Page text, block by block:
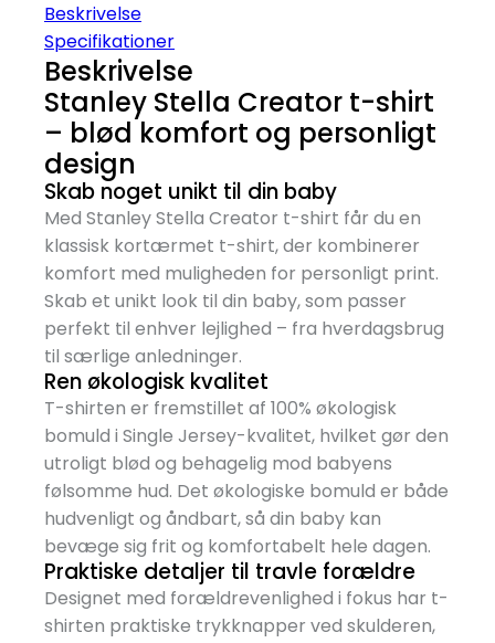
Beskrivelse
Specifikationer
Beskrivelse
Stanley Stella Creator t-shirt
– blød komfort og personligt
design
Skab noget unikt til din baby
Med Stanley Stella Creator t-shirt får du en
klassisk kortærmet t-shirt, der kombinerer
komfort med muligheden for personligt print.
Skab et unikt look til din baby, som passer
perfekt til enhver lejlighed – fra hverdagsbrug
til særlige anledninger.
Ren økologisk kvalitet
T-shirten er fremstillet af 100% økologisk
bomuld i Single Jersey-kvalitet, hvilket gør den
utroligt blød og behagelig mod babyens
følsomme hud. Det økologiske bomuld er både
hudvenligt og åndbart, så din baby kan
bevæge sig frit og komfortabelt hele dagen.
Praktiske detaljer til travle forældre
Designet med forældrevenlighed i fokus har t-
shirten praktiske trykknapper ved skulderen,